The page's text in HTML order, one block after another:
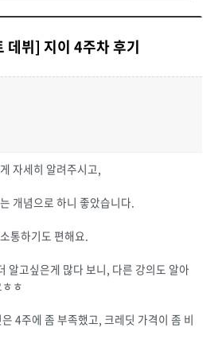
뷔] 지이 4주차 후기
자세히 알려주시고,
개념으로 하니 좋았습니다.
통하기도 편해요.
알고싶은게 많다 보니, 다른 강의도 알아
ㅎ
4주에 좀 부족했고, 크레딧 가격이 좀 비